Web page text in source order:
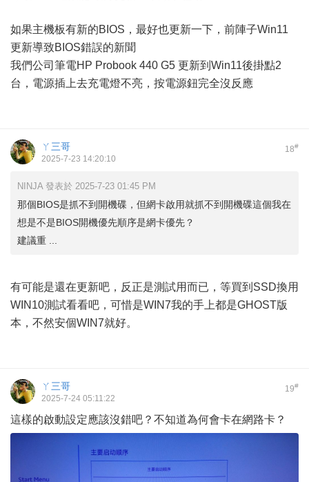
如果主機板有新的BIOS，最好也更新一下，前陣子Win11
更新導致BIOS錯誤的新聞
我們公司筆電HP Probook 440 G5 更新到Win11後掛點2
台，電源插上去充電燈不亮，按電源鈕完全沒反應
18#
ㄚ三哥
2025-7-23 14:20:10
NINJA 發表於 2025-7-23 01:45 PM
那個BIOS是抓不到開機碟，但網卡啟用就抓不到開機碟這個我在
想是不是BIOS開機優先順序是網卡優先？
建議重 ...
有可能是還在更新吧，反正是測試用而已，等買到SSD換用
WIN10測試看看吧，可惜是WIN7我的手上都是GHOST版
本，不然安個WIN7就好。
19#
ㄚ三哥
2025-7-24 05:11:22
這樣的啟動設定應該沒錯吧？不知道為何會卡在網路卡？